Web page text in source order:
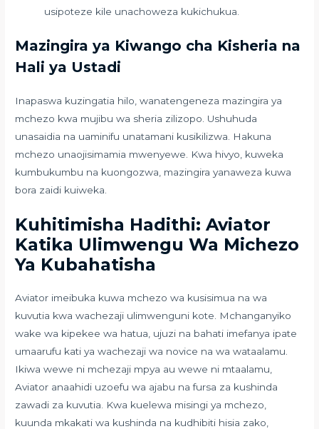
usipoteze kile unachoweza kukichukua.
Mazingira ya Kiwango cha Kisheria na
Hali ya Ustadi
Inapaswa kuzingatia hilo, wanatengeneza mazingira ya
mchezo kwa mujibu wa sheria zilizopo. Ushuhuda
unasaidia na uaminifu unatamani kusikilizwa. Hakuna
mchezo unaojisimamia mwenyewe. Kwa hivyo, kuweka
kumbukumbu na kuongozwa, mazingira yanaweza kuwa
bora zaidi kuiweka.
Kuhitimisha Hadithi: Aviator
Katika Ulimwengu Wa Michezo
Ya Kubahatisha
Aviator imeibuka kuwa mchezo wa kusisimua na wa
kuvutia kwa wachezaji ulimwenguni kote. Mchanganyiko
wake wa kipekee wa hatua, ujuzi na bahati imefanya ipate
umaarufu kati ya wachezaji wa novice na wa wataalamu.
Ikiwa wewe ni mchezaji mpya au wewe ni mtaalamu,
Aviator anaahidi uzoefu wa ajabu na fursa za kushinda
zawadi za kuvutia. Kwa kuelewa misingi ya mchezo,
kuunda mkakati wa kushinda na kudhibiti hisia zako,